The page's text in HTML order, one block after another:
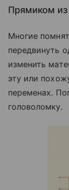
Прямиком из
Многие
передвинуть
изменить
эту или
переменах.
головоломку.